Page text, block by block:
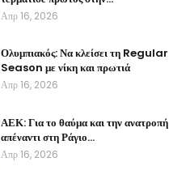
Απρ 16, 2026
Ολυμπιακός: Να κλείσει τη Regular
Season με νίκη και πρωτιά
Απρ 16, 2026
ΑΕΚ: Για το θαύμα και την ανατροπή
απέναντι στη Ράγιο…
Απρ 16, 2026